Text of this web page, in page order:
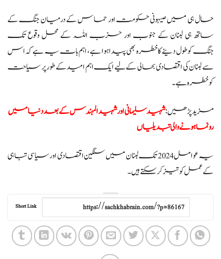
حال ہی میں صیہونی حکومت اور حماس کے درمیان جنگ کے
ساتھ ہی لبنان کے جنوب اور حزب اللہ کے محل وقوع تک
جنگ کو طول دینے کا خطرہ بھی پیدا ہوا ہے، اہم بات یہ ہے کہ اس
سے لبنان کی اقتصادی بحالی کے لیے ایک اہم امید کے طور پر سیاحت
کو خطرہ ہے۔
مزید پڑھیں:شہید سلیمانی اور شہید المہندس کے بعد دنیا میں
رونما ہونے والی تبدیلیاں
یہ عوامل 2024 تک لبنان میں سنگین اقتصادی اور سیاسی تباہی
کے عمل کو تیز کر سکتے ہیں۔
Short Link